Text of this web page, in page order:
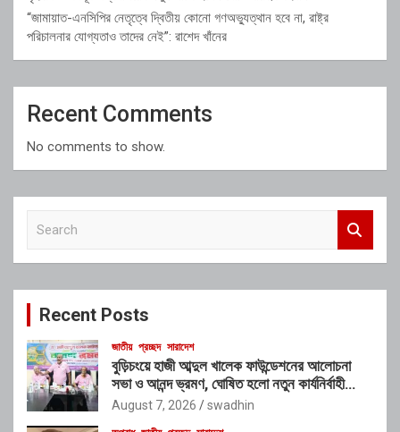
“জামায়াত-এনসিপির নেতৃত্বে দ্বিতীয় কোনো গণঅভ্যুত্থান হবে না, রাষ্ট্র
পরিচালনার যোগ্যতাও তাদের নেই”: রাশেদ খাঁনের
Recent Comments
No comments to show.
c
Recent Posts
জাতীয় প্রচ্ছদ সারাদেশ
বুড়িচংয়ে হাজী আব্দুল খালেক ফাউন্ডেশনের আলোচনা
সভা ও আনন্দ ভ্রমণ, ঘোষিত হলো নতুন কার্যনির্বাহী
কমিটি
August 7, 2026 swadhin